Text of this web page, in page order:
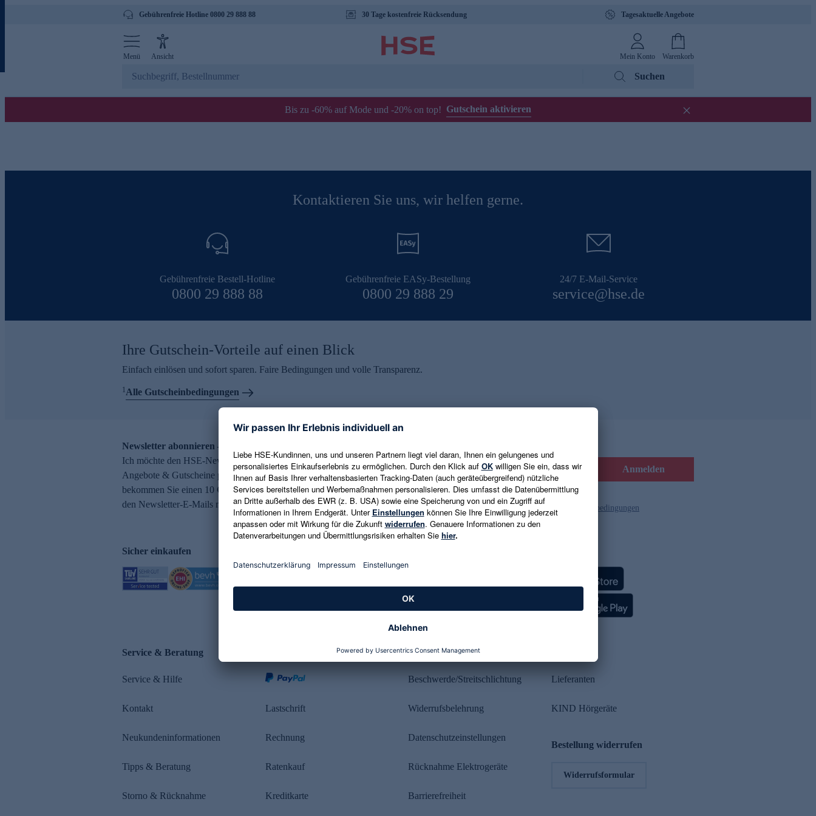
Gebührenfreie Hotline 0800 29 888 88 30 Tage kostenfreie Rücksendung Tagesaktuelle Angebote
Menü Ansicht Mein Konto Warenkorb
Suchen
Bis zu -60% auf Mode und -20% on top! Gutschein aktivieren
Kontaktieren Sie uns, wir helfen gerne.
Gebührenfreie Bestell-Hotline
0800 29 888 88
Gebührenfreie EASy-Bestellung
0800 29 888 29
24/7 E-Mail-Service
service@hse.de
Ihre Gutschein-Vorteile auf einen Blick
Einfach einlösen und sofort sparen. Faire Bedingungen und volle Transparenz.
1Alle Gutscheinbedingungen
Newsletter abonnieren – 10 € Gutschein erhalten
Ich möchte den HSE-Newsletter abonnieren und aktuelle Trends,
Angebote & Gutscheine per E-Mail erhalten. Als Dankeschön
bekommen Sie einen 10 € Gutschein. Eine Abmeldung ist jederzeit in
den Newsletter-E-Mails möglich.
E-Mail-Adresse eingeben Anmelden
Es gelten die Datenschutzrichtlinien und die Gutscheinbedingungen
Sicher einkaufen
Service & Beratung
Service & Hilfe
Kontakt
Neukundeninformationen
Tipps & Beratung
Storno & Rücknahme
Lastschrift
Rechnung
Ratenkauf
Kreditkarte
Rechtliches
Beschwerde/Streitschlichtung
Widerrufsbelehrung
Datenschutzeinstellungen
Rücknahme Elektrogeräte
Barrierefreiheit
Lieferanten
KIND Hörgeräte
Bestellung widerrufen
Widerrufsformular